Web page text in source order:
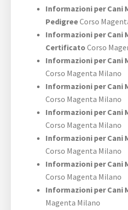
Informazioni per Cani
PedigreeCorso
Informazioni per Cani
Certificato Corso
Informazioni per Cani
Corso Magenta Milano
Informazioni per Cani
Corso Magenta Milano
Informazioni per Cani
Corso Magenta Milano
Informazioni per Cani
Corso Magenta Milano
Informazioni per Cani
Corso Magenta Milano
Informazioni per Cani
Magenta Milano